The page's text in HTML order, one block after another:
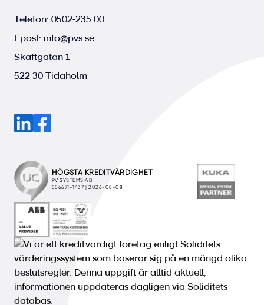
Telefon: 0502-235 00
Epost: info@pvs.se
Skaftgatan 1
522 30 Tidaholm